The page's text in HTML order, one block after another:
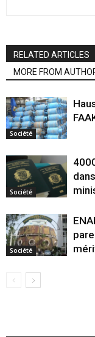
RELATED ARTICLES
MORE FROM
Société
Société
Société